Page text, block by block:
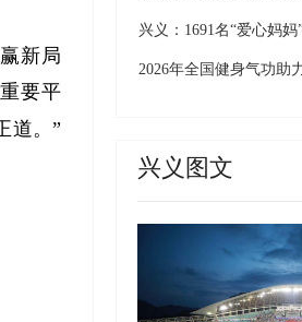
新局
要平
道。”
上的旅居”新画卷
兴义：1691名“爱心妈
成长
2026年全国健身气功助
兴义图文